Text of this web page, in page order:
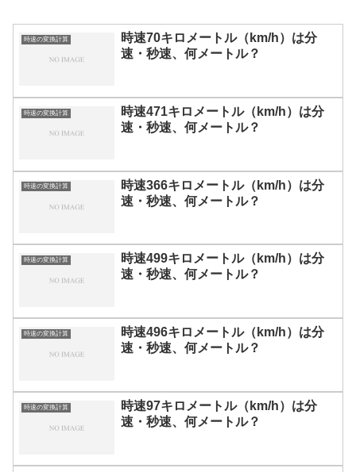
時速の変換計算
時速70キロメートル（km/h）は分
速・秒速、何メートル？
時速の変換計算
時速471キロメートル（km/h）は分
速・秒速、何メートル？
時速の変換計算
時速366キロメートル（km/h）は分
速・秒速、何メートル？
時速の変換計算
時速499キロメートル（km/h）は分
速・秒速、何メートル？
時速の変換計算
時速496キロメートル（km/h）は分
速・秒速、何メートル？
時速の変換計算
時速97キロメートル（km/h）は分
速・秒速、何メートル？